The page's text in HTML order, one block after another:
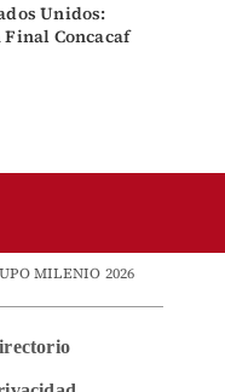
Unidos:
Final Concacaf
MILENIO 2026